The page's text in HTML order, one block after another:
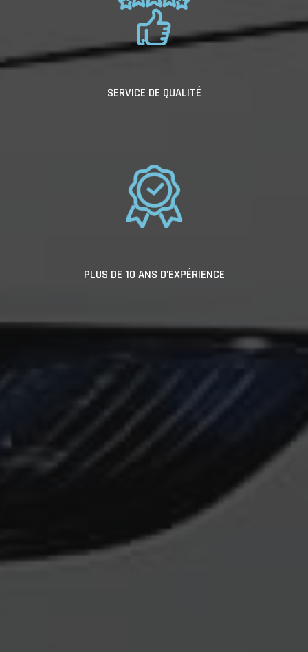
SERVICE DE QUALITÉ
PLUS DE 10 ANS D'EXPÉRIENCE